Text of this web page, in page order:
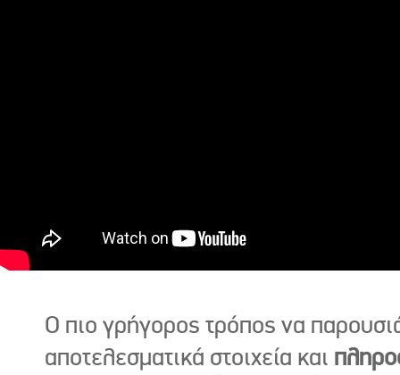
Ο πιο γρήγορος τρόπος να
αποτελεσματικά στοιχεία και